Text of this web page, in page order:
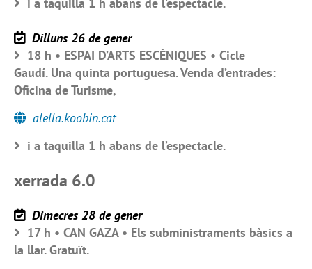
i a taquilla 1 h abans de l’espectacle.
Dilluns 26 de gener
18 h • ESPAI D’ARTS ESCÈNIQUES • Cicle
Gaudí. Una quinta portuguesa. Venda d’entrades:
Oficina de Turisme,
alella.koobin.cat
i a taquilla 1 h abans de l’espectacle.
xerrada 6.0
Dimecres 28 de gener
17 h • CAN GAZA • Els subministraments bàsics a
la llar. Gratuït.